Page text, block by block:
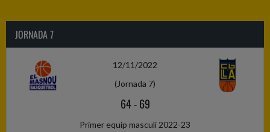
JORNADA 7
12/11/2022
(Jornada 7)
64-69
Primer equip masculí 2022-23